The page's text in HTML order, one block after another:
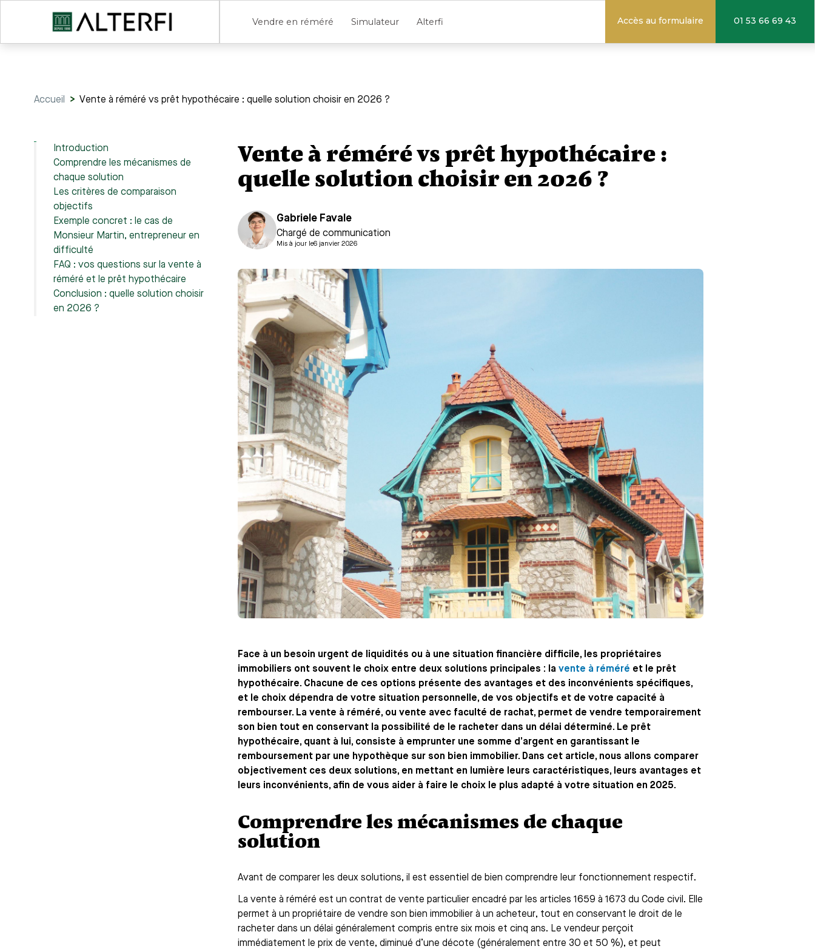
Vendre en réméré Simulateur Alterfi Accès au formulaire 01 53 66 69 43
Accueil > Vente à réméré vs prêt hypothécaire : quelle solution choisir en 2026 ?
Introduction
Comprendre les mécanismes de
chaque solution
Les critères de comparaison
objectifs
Exemple concret : le cas de
Monsieur Martin, entrepreneur en
difficulté
FAQ : vos questions sur la vente à
réméré et le prêt hypothécaire
Conclusion : quelle solution choisir
en 2026 ?
Vente à réméré vs prêt hypothécaire :
quelle solution choisir en 2026 ?
Gabriele Favale
Chargé de communication
Mis à jour le6 janvier 2026
Face à un besoin urgent de liquidités ou à une situation financière difficile, les propriétaires
immobiliers ont souvent le choix entre deux solutions principales : la vente à réméré et le prêt
hypothécaire. Chacune de ces options présente des avantages et des inconvénients spécifiques,
et le choix dépendra de votre situation personnelle, de vos objectifs et de votre capacité à
rembourser. La vente à réméré, ou vente avec faculté de rachat, permet de vendre temporairement
son bien tout en conservant la possibilité de le racheter dans un délai déterminé. Le prêt
hypothécaire, quant à lui, consiste à emprunter une somme d’argent en garantissant le
remboursement par une hypothèque sur son bien immobilier. Dans cet article, nous allons comparer
objectivement ces deux solutions, en mettant en lumière leurs caractéristiques, leurs avantages et
leurs inconvénients, afin de vous aider à faire le choix le plus adapté à votre situation en 2025.
Comprendre les mécanismes de chaque
solution
Avant de comparer les deux solutions, il est essentiel de bien comprendre leur fonctionnement respectif.
La vente à réméré est un contrat de vente particulier encadré par les articles 1659 à 1673 du Code civil. Elle
permet à un propriétaire de vendre son bien immobilier à un acheteur, tout en conservant le droit de le
racheter dans un délai généralement compris entre six mois et cinq ans. Le vendeur perçoit
immédiatement le prix de vente, diminué d’une décote (généralement entre 30 et 50 %), et peut